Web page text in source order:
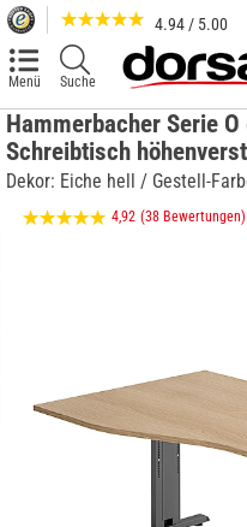
4.94 / 5.00
Menü Suche
Hammerbacher Serie
Schreibtisch
Dekor: Eiche hell / Gestell-
4,92 (38 Bewertungen)